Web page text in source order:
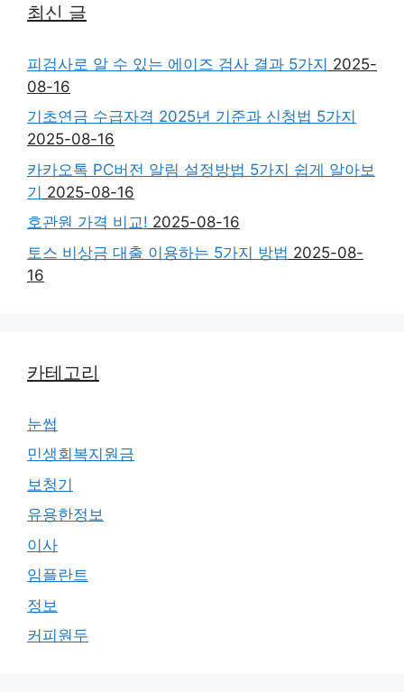
최신 글
피검사로 알 수 있는 에이즈 검사 결과 5가지 2025-
08-16
기초연금 수급자격 2025년 기준과 신청법 5가지
2025-08-16
카카오톡 PC버전 알림 설정방법 5가지 쉽게 알아보
기 2025-08-16
호관원 가격 비교! 2025-08-16
토스 비상금 대출 이용하는 5가지 방법 2025-08-
16
카테고리
눈썹
민생회복지원금
보청기
유용한정보
이사
임플란트
정보
커피원두